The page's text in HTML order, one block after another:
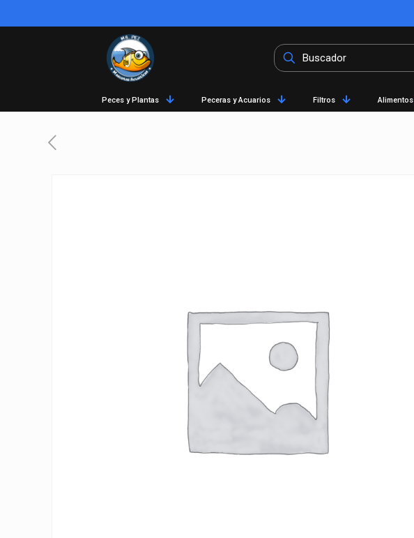
Peces y Plantas Peceras y Acuarios Filtros Alimentos